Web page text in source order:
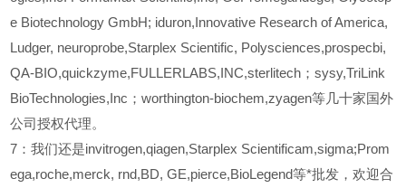
e Biotechnology GmbH; iduron,Innovative Research of America,
Ludger, neuroprobe,Starplex Scientific, Polysciences,prospecbi,
QA-BIO,quickzyme,FULLERLABS,INC,sterlitech；sysy,TriLink
BioTechnologies,Inc；worthington-biochem,zyagen等几十家国外
公司授权代理。
7：我们还是invitrogen,qiagen,Starplex Scientificam,sigma;Prom
ega,roche,merck, rnd,BD, GE,pierce,BioLegend等*批发，欢迎合